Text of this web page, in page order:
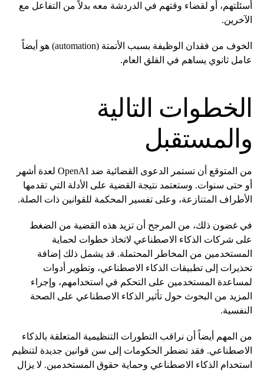
أسئلتهم، أو لقضاء وقتهم في الدردشة معه بدلاً من التفاعل مع
الآخرين.
الخوف من فقدان الوظيفة بسبب الأتمتة (automation) هو أيضاً
عامل ثانوي يساهم في القلق العام.
الخطوات التالية
والمستقبل
من المتوقع أن تستمر الدعوى القضائية ضد OpenAI لعدة أشهر
أو حتى سنوات. وستعتمد نتيجة القضية على الأدلة التي تقدمها
الأطراف المتنازعة، وعلى تفسير المحكمة للقوانين ذات الصلة.
في غضون ذلك، من المرجح أن تزيد هذه القضية من الضغط
على شركات الذكاء الاصطناعي لاتخاذ خطوات لحماية
المستخدمين من المخاطر المحتملة. قد يشمل ذلك إضافة
تحذيرات إلى تطبيقات الذكاء الاصطناعي، وتطوير أدوات
لمساعدة المستخدمين على التحكم في استخدامهم، وإجراء
المزيد من البحوث حول تأثير الذكاء الاصطناعي على الصحة
النفسية.
من المهم أيضاً أن نراقب التطورات التنظيمية المتعلقة بالذكاء
الاصطناعي. فقد تضطر الحكومات إلى سن قوانين جديدة لتنظيم
استخدام الذكاء الاصطناعي وحماية حقوق المستخدمين. لا يزال